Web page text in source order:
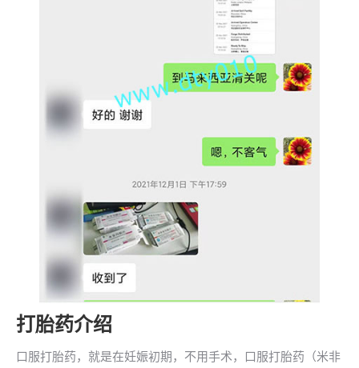
打胎药介绍
口服打胎药，就是在妊娠初期，不用手术，口服打胎药（米非